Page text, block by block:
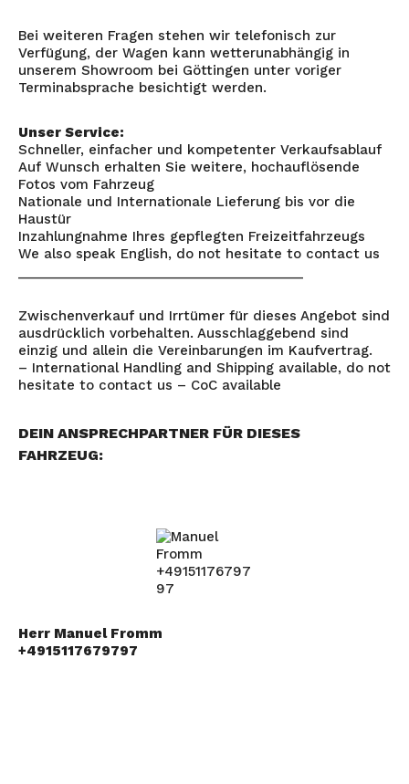
Bei weiteren Fragen stehen wir telefonisch zur
Verfügung, der Wagen kann wetterunabhängig in
unserem Showroom bei Göttingen unter voriger
Terminabsprache besichtigt werden.
Unser Service:
Schneller, einfacher und kompetenter Verkaufsablauf
Auf Wunsch erhalten Sie weitere, hochauflösende
Fotos vom Fahrzeug
Nationale und Internationale Lieferung bis vor die
Haustür
Inzahlungnahme Ihres gepflegten Freizeitfahrzeugs
We also speak English, do not hesitate to contact us
Zwischenverkauf und Irrtümer für dieses Angebot sind
ausdrücklich vorbehalten. Ausschlaggebend sind
einzig und allein die Vereinbarungen im Kaufvertrag.
– International Handling and Shipping available, do not
hesitate to contact us – CoC available
DEIN ANSPRECHPARTNER FÜR DIESES
FAHRZEUG:
Herr Manuel Fromm
+4915117679797